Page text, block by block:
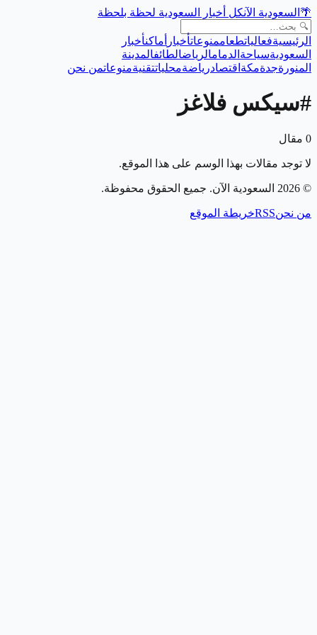
🌴 السعودية الآنكل أخبار السعودية لحظة بلحظة
الرئيسيةفعالياتطعاممنوعاتأخبار أماكنأخبار
السعوديةسياحة الدمامالرياضالطائفالمدينة
المنورةجدةمكة اقتصادرياضةمحلياتتقنيةمنوعاتمن نحن
#سيكس فلاغز
0 مقال
لا توجد مقالات بهذا الوسم على هذا الموقع.
©
2026 السعودية الآن. جميع الحقوق محفوظة.
من نحنRSSخريطة الموقع